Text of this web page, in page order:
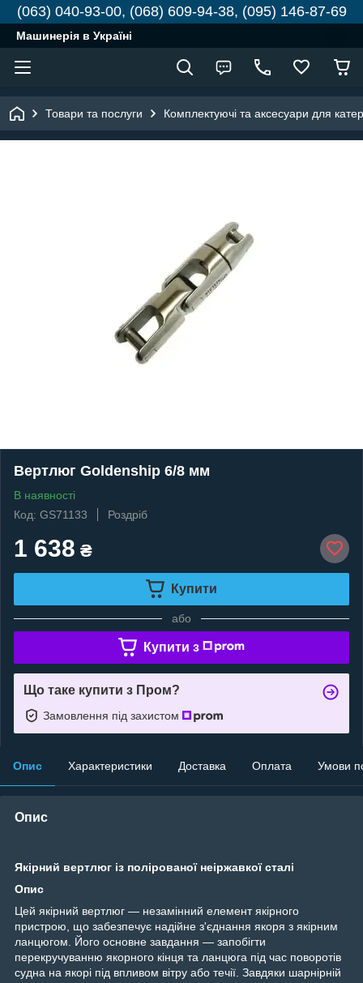
(063) 040-93-00, (068) 609-94-38, (095) 146-87-69
Машинерія в Україні
Товари та послуги Комплектуючі та аксесуари для
Вертлюг Goldenship 6/8 мм
В наявності
Код: GS71133
Роздріб
1 638 ₴
Купити
або
Купити з
Що таке купити з Пром?
Замовлення під захистом
Опис Характеристики Доставка Оплата Умови
Опис
Якірний вертлюг із полірованої неіржавкої сталі
Опис
Цей якірний вертлюг — незамінний елемент якірного
пристрою, що забезпечує надійне з'єднання якоря з якірним
ланцюгом. Його основне завдання — запобігти
перекручуванню якорного кінця та ланцюга під час поворотів
судна на якорі під впливом вітру або течії. Завдяки шарнірній